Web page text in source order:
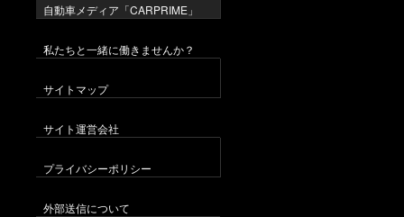
自動車メディア「CARPRIME」
私たちと一緒に働きませんか？
サイトマップ
サイト運営会社
プライバシーポリシー
外部送信について